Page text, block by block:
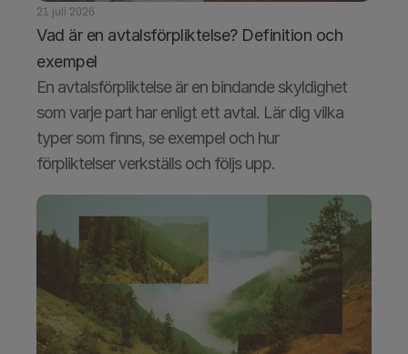
21 juli 2026
Vad är en avtalsförpliktelse? Definition och
exempel
En avtalsförpliktelse är en bindande skyldighet
som varje part har enligt ett avtal. Lär dig vilka
typer som finns, se exempel och hur
förpliktelser verkställs och följs upp.